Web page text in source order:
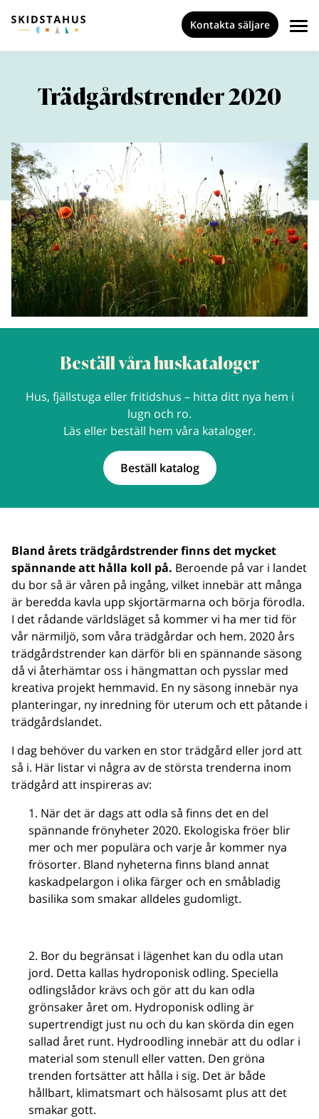
Kontakta säljare
Trädgårdstrender 2020
Beställ våra huskataloger
Hus, fjällstuga eller fritidshus – hitta ditt nya hem i
lugn och ro.
Läs eller beställ hem våra kataloger.
Beställ katalog
Bland årets trädgårdstrender finns det mycket
spännande att hålla koll på. Beroende på var i landet
du bor så är våren på ingång, vilket innebär att många
är beredda kavla upp skjortärmarna och börja förodla.
I det rådande världsläget så kommer vi ha mer tid för
vår närmiljö, som våra trädgårdar och hem. 2020 års
trädgårdstrender kan därför bli en spännande säsong
då vi återhämtar oss i hängmattan och pysslar med
kreativa projekt hemmavid. En ny säsong innebär nya
planteringar, ny inredning för uterum och ett påtande i
trädgårdslandet.
I dag behöver du varken en stor trädgård eller jord att
så i. Här listar vi några av de största trenderna inom
trädgård att inspireras av:
När det är dags att odla så finns det en del
spännande frönyheter 2020. Ekologiska fröer blir
mer och mer populära och varje år kommer nya
frösorter. Bland nyheterna finns bland annat
kaskadpelargon i olika färger och en småbladig
basilika som smakar alldeles gudomligt.
Bor du begränsat i lägenhet kan du odla utan
jord. Detta kallas hydroponisk odling. Speciella
odlingslådor krävs och gör att du kan odla
grönsaker året om. Hydroponisk odling är
supertrendigt just nu och du kan skörda din egen
sallad året runt. Hydroodling innebär att du odlar i
material som stenull eller vatten. Den gröna
trenden fortsätter att hålla i sig. Det är både
hållbart, klimatsmart och hälsosamt plus att det
smakar gott.